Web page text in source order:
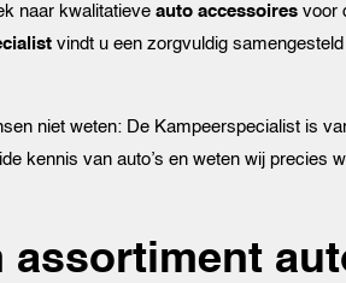
naar kwalitatieve auto accessoires voor
vindt u een zorgvuldig
niet weten: De Kampeerspecialist is
kennis van auto’s en weten wij precies
assortiment